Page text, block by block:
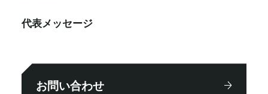
代表メッセージ
お問い合わせ